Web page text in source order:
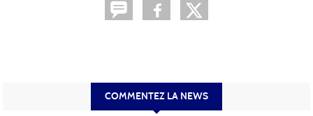
COMMENTEZ LA NEWS